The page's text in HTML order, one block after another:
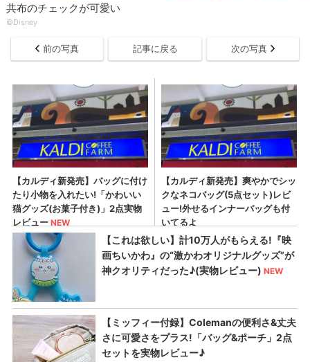
共布のチェックが可愛い
©Disney
前の写真 記事に戻る 次の写真